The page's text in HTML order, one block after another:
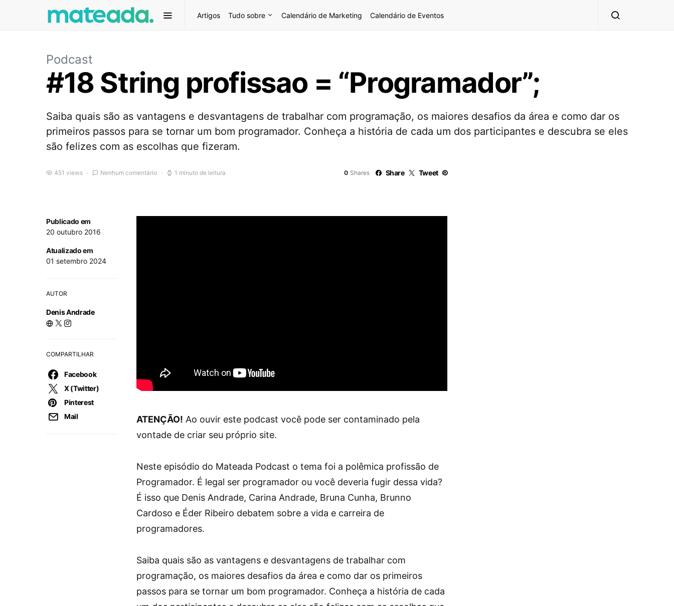
Artigos Tudo sobre Calendário de Marketing Calendário de Eventos
Podcast
#18 String profissao = “Programador”;
Saiba quais são as vantagens e desvantagens de trabalhar com programação, os maiores desafios da área e como dar os
primeiros passos para se tornar um bom programador. Conheça a história de cada um dos participantes e descubra se eles
são felizes com as escolhas que fizeram.
451 views Nenhum comentário 1 minuto de leitura 0 Shares Share Tweet
Publicado em
20 outubro 2016
Atualizado em
01 setembro 2024
AUTOR
Denis Andrade
COMPARTILHAR
Facebook
X (Twitter)
Pinterest
Mail
ATENÇÃO! Ao ouvir este podcast você pode ser contaminado pela
vontade de criar seu próprio site.
Neste episódio do Mateada Podcast o tema foi a polêmica profissão de
Programador. É legal ser programador ou você deveria fugir dessa vida?
É isso que Denis Andrade, Carina Andrade, Bruna Cunha, Brunno
Cardoso e Éder Ribeiro debatem sobre a vida e carreira de
programadores.
Saiba quais são as vantagens e desvantagens de trabalhar com
programação, os maiores desafios da área e como dar os primeiros
passos para se tornar um bom programador. Conheça a história de cada